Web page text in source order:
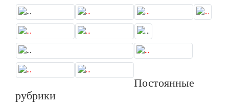
Постоянные
рубрики